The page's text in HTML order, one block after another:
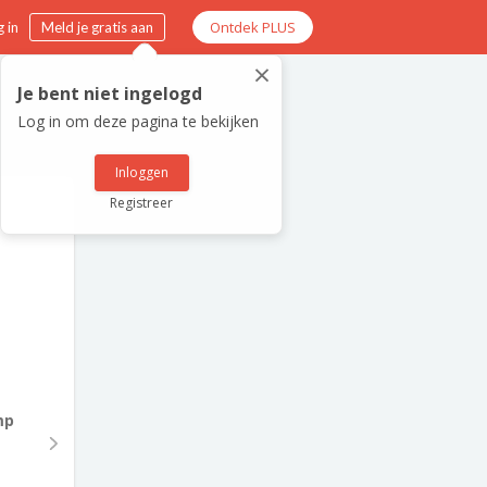
in Meld je gratis aan Ontdek PLUS
×
Je bent niet ingelogd
Log in om deze pagina te bekijken
Inloggen
Registreer